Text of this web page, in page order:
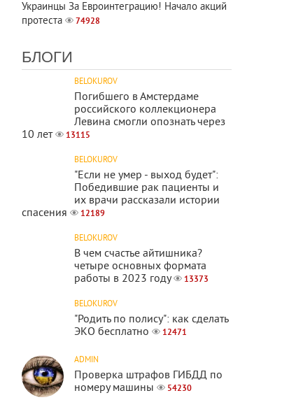
Украинцы За Евроинтеграцию! Начало акций
протеста
74928
БЛОГИ
BELOKUROV
Погибшего в Амстердаме
российского коллекционера
Левина смогли опознать через
10 лет
13115
BELOKUROV
"Если не умер - выход будет":
Победившие рак пациенты и
их врачи рассказали истории
спасения
12189
BELOKUROV
В чем счастье айтишника?
четыре основных формата
работы в 2023 году
13373
BELOKUROV
"Родить по полису": как сделать
ЭКО бесплатно
12471
ADMIN
Проверка штрафов ГИБДД по
номеру машины
54230